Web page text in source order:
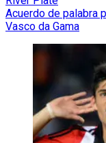
Acuerdo de palabra
Vasco da Gama